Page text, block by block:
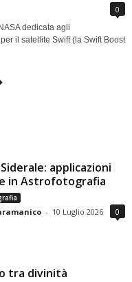
0
dedicata agli
il satellite Swift (la Swift Boost
applicazioni
in Astrofotografia
- 10 Luglio 2026 0
tra divinità